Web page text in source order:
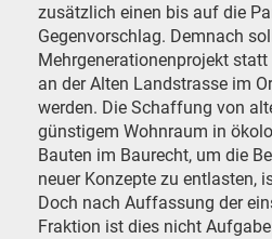
zusätzlich einen bis auf die
Gegenvorschlag. Demnach
Mehrgenerationenprojekt
an der Alten Landstrasse im
werden. Die Schaffung von
günstigem Wohnraum in
Bauten im Baurecht, um die
neuer Konzepte zu entlasten,
Doch nach Auffassung der
Fraktion ist dies nicht